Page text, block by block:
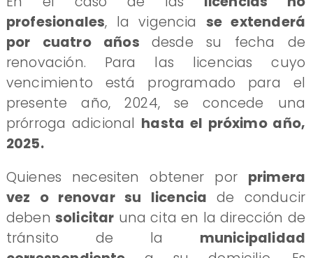
profesionales, la vigencia se extenderá
por cuatro años desde su fecha de
renovación. Para las licencias cuyo
vencimiento está programado para el
presente año, 2024, se concede una
prórroga adicional hasta el próximo año,
2025.
​Quienes necesiten obtener por primera
vez o renovar su licencia de conducir
deben solicitar una cita en la dirección de
tránsito de la municipalidad